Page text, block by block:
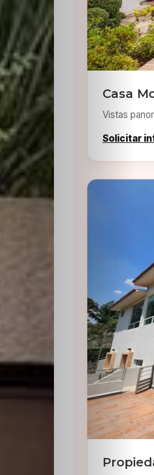
Inicio
Casting
Bershka
Casting
Sabritas
Casting
HolliKids
Search
Casa
Vistas
Solicitar